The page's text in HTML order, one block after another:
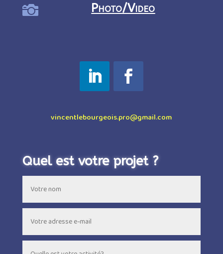
 Photo/Video
vincentlebourgeois.pro@gmail.com
Quel est votre projet ?